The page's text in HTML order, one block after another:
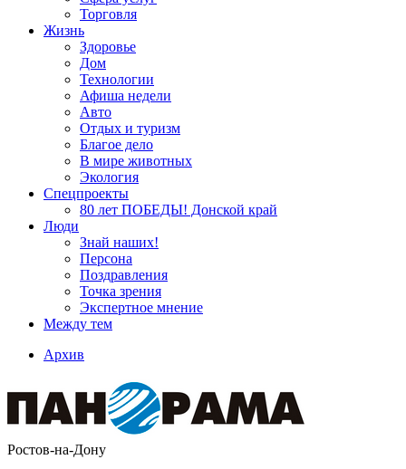
Торговля
Жизнь
Здоровье
Дом
Технологии
Афиша недели
Авто
Отдых и туризм
Благое дело
В мире животных
Экология
Спецпроекты
80 лет ПОБЕДЫ! Донской край
Люди
Знай наших!
Персона
Поздравления
Точка зрения
Экспертное мнение
Между тем
Архив
Ростов-на-Дону